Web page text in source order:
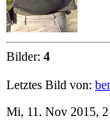
Bilder: 4
Letztes Bild von:
Mi, 11. Nov 2015,